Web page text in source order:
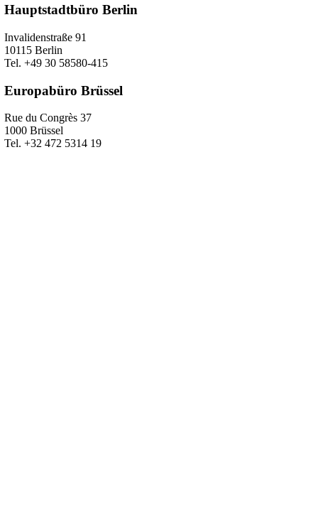
Hauptstadtbüro Berlin
Invalidenstraße 91
10115 Berlin
Tel. +49 30 58580-415
Europabüro Brüssel
Rue du Congrès 37
1000 Brüssel
Tel. +32 472 5314 19